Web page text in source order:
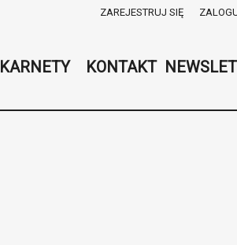
ZAREJESTRUJ SIĘ
KARNETY KONTAKT